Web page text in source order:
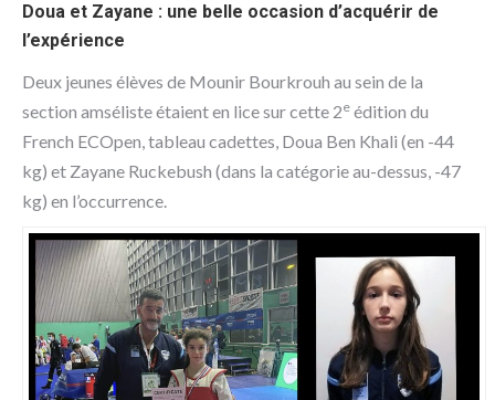
Doua et Zayane : une belle occasion d’acquérir de
l’expérience
Deux jeunes élèves de Mounir Bourkrouh au sein de la
section amséliste étaient en lice sur cette 2e édition du
French ECOpen, tableau cadettes, Doua Ben Khali (en -44
kg) et Zayane Ruckebush (dans la catégorie au-dessus, -47
kg) en l’occurrence.